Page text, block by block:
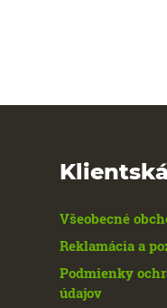
Všeobecné
Reklamácia a
Podmienky
údajov